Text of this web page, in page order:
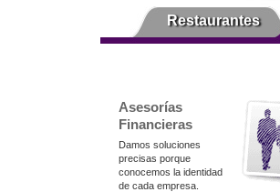
Restaurantes
Asesorías
Financieras
Damos soluciones
precisas porque
conocemos la identidad
de cada empresa.